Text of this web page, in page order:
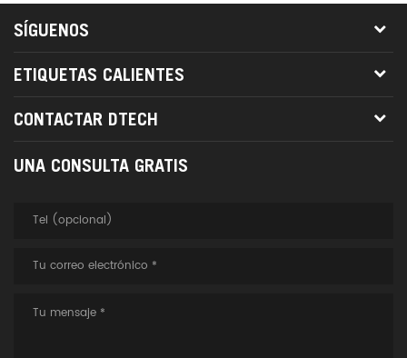
SÍGUENOS
ETIQUETAS CALIENTES
CONTACTAR DTECH
UNA CONSULTA GRATIS